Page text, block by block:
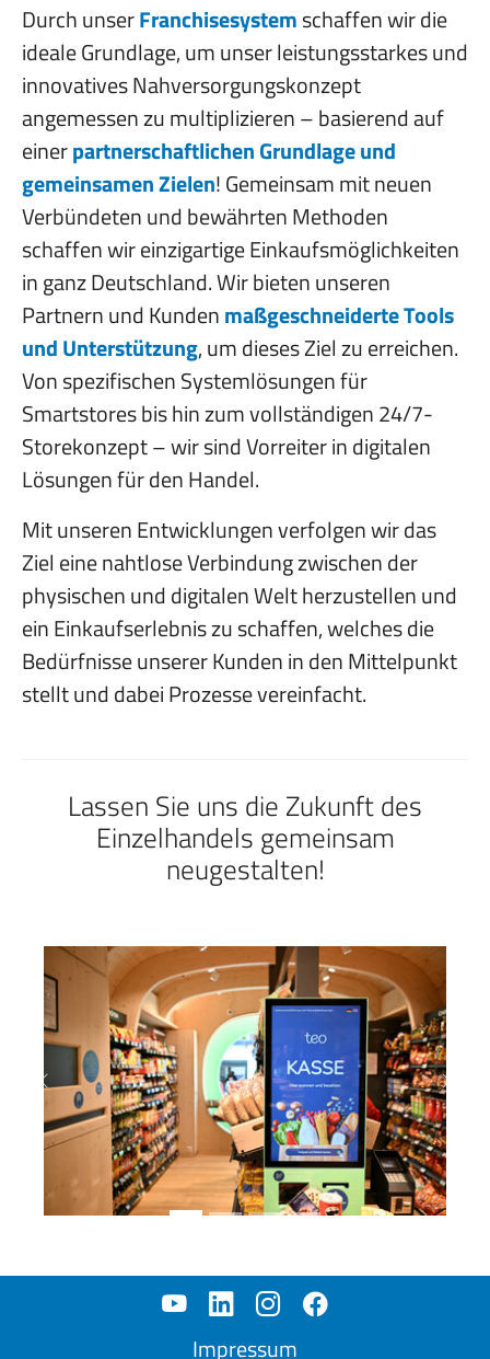
Durch unserFranchisesystemschaffen wir die
ideale Grundlage, um unser leistungsstarkes und
innovatives Nahversorgungskonzept
angemessen zu multiplizieren – basierend auf
einerpartnerschaftlichen Grundlage und
gemeinsamen Zielen! Gemeinsam mit neuen
Verbündeten und bewährten Methoden
schaffen wir einzigartige Einkaufsmöglichkeiten
in ganz Deutschland. Wir bieten unseren
Partnern und Kundenmaßgeschneiderte Tools
und Unterstützung, um dieses Ziel zu erreichen.
Von spezifischen Systemlösungen für
Smartstores bis hin zum vollständigen 24/7-
Storekonzept – wir sind Vorreiter in digitalen
Lösungen für den Handel.
Mit unseren Entwicklungen verfolgen wir das
Ziel eine nahtlose Verbindung zwischen der
physischen und digitalen Welt herzustellen und
ein Einkaufserlebnis zu schaffen, welches die
Bedürfnisse unserer Kunden in den Mittelpunkt
stellt und dabei Prozesse vereinfacht.
Lassen Sie uns die Zukunft des
Einzelhandels gemeinsam
neugestalten!
Previous Next
Impressum